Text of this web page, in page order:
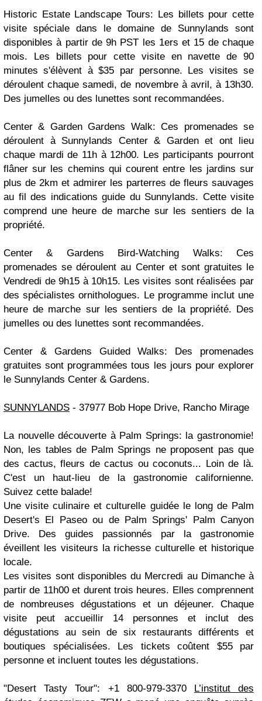
Historic Estate Landscape Tours: Les billets pour cette
visite spéciale dans le domaine de Sunnylands sont
disponibles à partir de 9h PST les 1ers et 15 de chaque
mois. Les billets pour cette visite en navette de 90
minutes s'élèvent à $35 par personne. Les visites se
déroulent chaque samedi, de novembre à avril, à 13h30.
Des jumelles ou des lunettes sont recommandées.
Center & Garden Gardens Walk: Ces promenades se
déroulent à Sunnylands Center & Garden et ont lieu
chaque mardi de 11h à 12h00. Les participants pourront
flâner sur les chemins qui courent entre les jardins sur
plus de 2km et admirer les parterres de fleurs sauvages
au fil des indications guide du Sunnylands. Cette visite
comprend une heure de marche sur les sentiers de la
propriété.
Center & Gardens Bird-Watching Walks: Ces
promenades se déroulent au Center et sont gratuites le
Vendredi de 9h15 à 10h15. Les visites sont réalisées par
des spécialistes ornithologues. Le programme inclut une
heure de marche sur les sentiers de la propriété. Des
jumelles ou des lunettes sont recommandées.
Center & Gardens Guided Walks: Des promenades
gratuites sont programmées tous les jours pour explorer
le Sunnylands Center & Gardens.
SUNNYLANDS - 37977 Bob Hope Drive, Rancho Mirage
La nouvelle découverte à Palm Springs: la gastronomie!
Non, les tables de Palm Springs ne proposent pas que
des cactus, fleurs de cactus ou coconuts... Loin de là.
C'est un haut-lieu de la gastronomie californienne.
Suivez cette balade!
Une visite culinaire et culturelle guidée le long de Palm
Desert's El Paseo ou de Palm Springs' Palm Canyon
Drive. Des guides passionnés par la gastronomie
éveillent les visiteurs la richesse culturelle et historique
locale.
Les visites sont disponibles du Mercredi au Dimanche à
partir de 11h00 et durent trois heures. Elles comprennent
de nombreuses dégustations et un déjeuner. Chaque
visite peut accueillir 14 personnes et inclut des
dégustations au sein de six restaurants différents et
boutiques spécialisées. Les tickets coûtent $55 par
personne et incluent toutes les dégustations.
"Desert Tasty Tour": +1 800-979-3370 L’institut des